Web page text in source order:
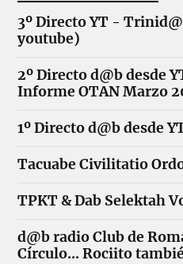
3º Directo YT -
youtube)
2º Directo d@b desde
Informe OTAN Marzo
1º Directo d@b desde
Tacuabe Civilitatio
TPKT & Dab Selektah
d@b radio Club de
Círculo... Rociito